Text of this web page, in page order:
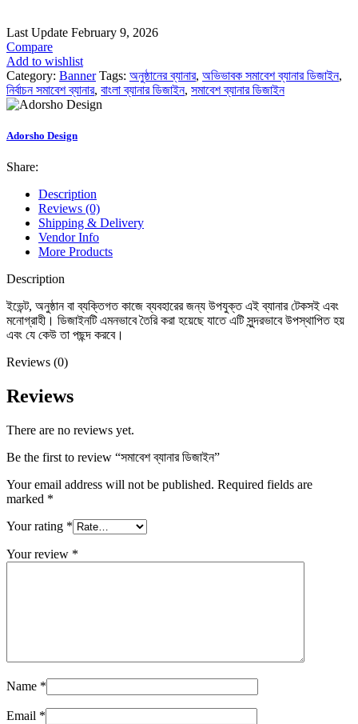
Last Update February 9, 2026
Compare
Add to wishlist
Category: Banner Tags: অনুষ্ঠানের ব্যানার, অভিভাবক সমাবেশ ব্যানার ডিজাইন,
নির্বাচন সমাবেশ ব্যানার, বাংলা ব্যানার ডিজাইন, সমাবেশ ব্যানার ডিজাইন
Adorsho Design
Share:
Description
Reviews (0)
Shipping & Delivery
Vendor Info
More Products
Description
ইভেন্ট, অনুষ্ঠান বা ব্যক্তিগত কাজে ব্যবহারের জন্য উপযুক্ত এই ব্যানার টেকসই এবং
মনোগ্রাহী। ডিজাইনটি এমনভাবে তৈরি করা হয়েছে যাতে এটি সুন্দরভাবে উপস্থাপিত হয়
এবং যে কেউ তা পছন্দ করবে।
Reviews (0)
Reviews
There are no reviews yet.
Be the first to review “সমাবেশ ব্যানার ডিজাইন”
Your email address will not be published. Required fields are
marked *
Your rating *
Your review *
Name *
Email *